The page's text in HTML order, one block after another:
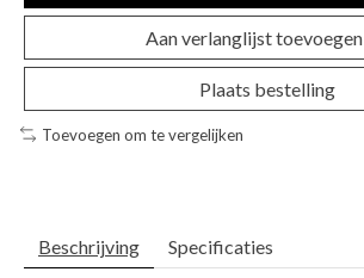
Aan verlanglijst toevoegen
Plaats bestelling
Toevoegen om te vergelijken
Beschrijving Specificaties